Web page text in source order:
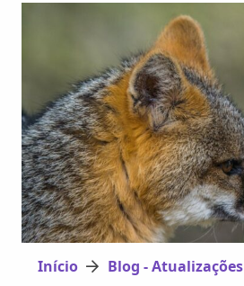
Início Blog - Atualizações